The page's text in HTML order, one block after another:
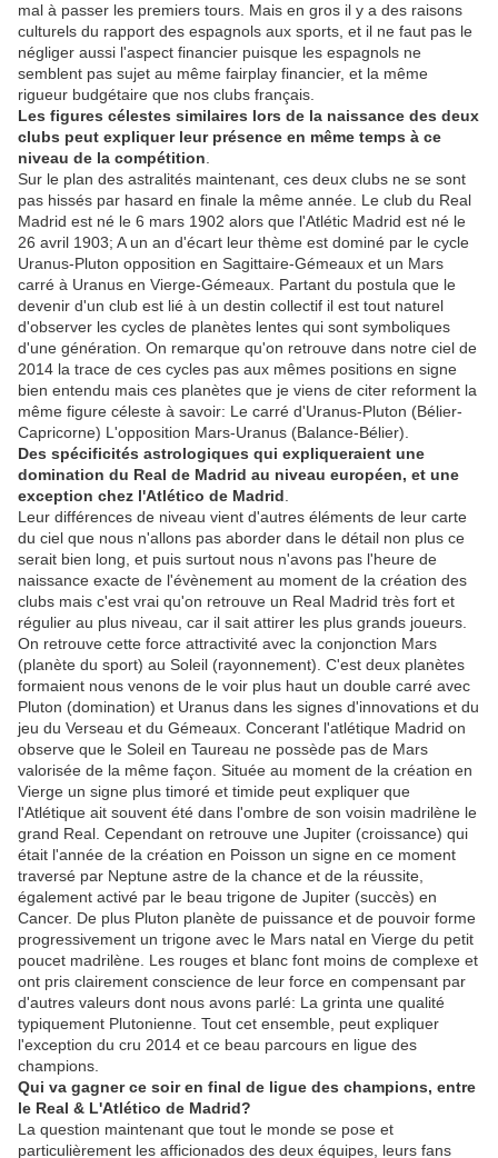
mal à passer les premiers tours. Mais en gros il y a des raisons
culturels du rapport des espagnols aux sports, et il ne faut pas le
négliger aussi l'aspect financier puisque les espagnols ne
semblent pas sujet au même fairplay financier, et la même
rigueur budgétaire que nos clubs français.
Les figures célestes similaires lors de la naissance des deux
clubs peut expliquer leur présence en même temps à ce
niveau de la compétition
Sur le plan des astralités maintenant, ces deux clubs ne se sont
pas hissés par hasard en finale la même année. Le club du Real
Madrid est né le 6 mars 1902 alors que l'Atlétic Madrid est né le
26 avril 1903; A un an d'écart leur thème est dominé par le cycle
Uranus-Pluton opposition en Sagittaire-Gémeaux et un Mars
carré à Uranus en Vierge-Gémeaux. Partant du postula que le
devenir d'un club est lié à un destin collectif il est tout naturel
d'observer les cycles de planètes lentes qui sont symboliques
d'une génération. On remarque qu'on retrouve dans notre ciel de
2014 la trace de ces cycles pas aux mêmes positions en signe
bien entendu mais ces planètes que je viens de citer reforment la
même figure céleste à savoir: Le carré d'Uranus-Pluton (Bélier-
Capricorne) L'opposition Mars-Uranus (Balance-Bélier).
Des spécificités astrologiques qui expliqueraient une
domination du Real de Madrid au niveau européen, et une
exception chez l'Atlético de Madrid
Leur différences de niveau vient d'autres éléments de leur carte
du ciel que nous n'allons pas aborder dans le détail non plus ce
serait bien long, et puis surtout nous n'avons pas l'heure de
naissance exacte de l'évènement au moment de la création des
clubs mais c'est vrai qu'on retrouve un Real Madrid très fort et
régulier au plus niveau, car il sait attirer les plus grands joueurs.
On retrouve cette force attractivité avec la conjonction Mars
(planète du sport) au Soleil (rayonnement). C'est deux planètes
formaient nous venons de le voir plus haut un double carré avec
Pluton (domination) et Uranus dans les signes d'innovations et du
jeu du Verseau et du Gémeaux. Concerant l'atlétique Madrid on
observe que le Soleil en Taureau ne possède pas de Mars
valorisée de la même façon. Située au moment de la création en
Vierge un signe plus timoré et timide peut expliquer que
l'Atlétique ait souvent été dans l'ombre de son voisin madrilène le
grand Real. Cependant on retrouve une Jupiter (croissance) qui
était l'année de la création en Poisson un signe en ce moment
traversé par Neptune astre de la chance et de la réussite,
également activé par le beau trigone de Jupiter (succès) en
Cancer. De plus Pluton planète de puissance et de pouvoir forme
progressivement un trigone avec le Mars natal en Vierge du petit
poucet madrilène. Les rouges et blanc font moins de complexe et
ont pris clairement conscience de leur force en compensant par
d'autres valeurs dont nous avons parlé: La grinta une qualité
typiquement Plutonienne. Tout cet ensemble, peut expliquer
l'exception du cru 2014 et ce beau parcours en ligue des
champions.
Qui va gagner ce soir en final de ligue des champions, entre
le Real & L'Atlético de Madrid?
La question maintenant que tout le monde se pose et
particulièrement les afficionados des deux équipes, leurs fans